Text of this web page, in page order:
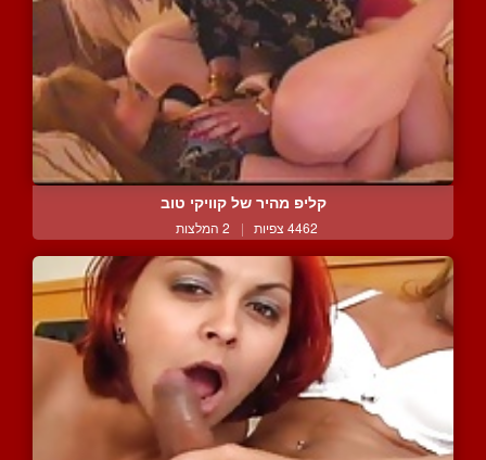
קליפ מהיר של קוויקי טוב
4462 צפיות | 2 המלצות